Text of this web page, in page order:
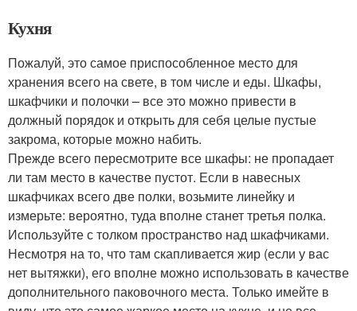
Кухня
Пожалуй, это самое приспособленное место для
хранения всего на свете, в том числе и еды. Шкафы,
шкафчики и полочки – все это можно привести в
должный порядок и открыть для себя целые пустые
закрома, которые можно набить.
Прежде всего пересмотрите все шкафы: не пропадает
ли там место в качестве пустот. Если в навесных
шкафчиках всего две полки, возьмите линейку и
измерьте: вероятно, туда вполне станет третья полка.
Используйте с толком пространство над шкафчиками.
Несмотря на то, что там скапливается жир (если у вас
нет вытяжки), его вполне можно использовать в качестве
дополнительного паковочного места. Только имейте в